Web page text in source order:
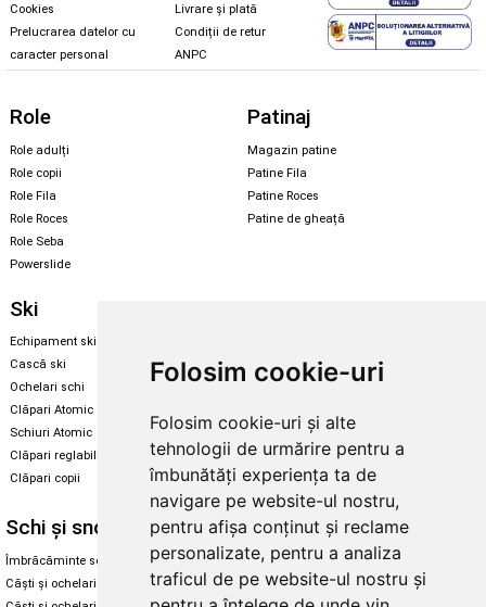
Folosim cookie-uri
Folosim cookie-uri și alte
tehnologii de urmărire pentru a
îmbunătăți experiența ta de
navigare pe website-ul nostru,
pentru afișa conținut și reclame
personalizate, pentru a analiza
traficul de pe website-ul nostru și
Cookies
Prelucrarea datelor cu
caracter personal
Livrare și plată
Condiții de retur
ANPC
Role
Role adulți
Role copii
Role Fila
Role Roces
Role Seba
Powerslide
Patinaj
Magazin patine
Patine Fila
Patine Roces
Patine de gheață
Ski
Echipament ski
Cască ski
Ochelari schi
Clăpari Atomic
Schiuri Atomic
Clăpari reglabili
Clăpari copii
Echipament snowboard
Skate & longboard
Santa Cruz
Enuff Skateboards
Schi și snowboard
Îmbrăcăminte schi și snowboard
Căști și ochelari de iarnă
Diverse
Cum aleg rolele
Cum aleg ochelarii